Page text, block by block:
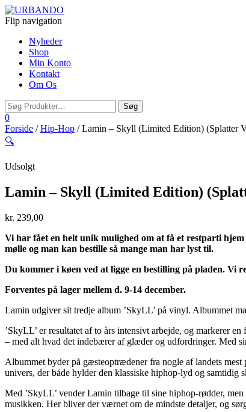
Flip navigation
Nyheder
Shop
Min Konto
Kontakt
Om Os
0
Forside /Hip-Hop / Lamin – Skyll (Limited Edition) (Splatter
🔍
Udsolgt
Lamin – Skyll (Limited Edition)
kr. 239,00
Vi har fået en helt unik mulighed om at få et restparti
mølle og man kan bestille så mange man har lyst til.
Du kommer i køen ved at ligge en bestilling på pladen. Vi
Forventes på lager mellem d. 9-14 december.
Lamin udgiver sit tredje album ’SkyLL’ på vinyl. Albummet
’SkyLL’ er resultatet af to års intensivt arbejde, og markerer
– med alt hvad det indebærer af glæder og udfordringer. Med
Albummet byder på gæsteoptrædener fra nogle af landets
univers, der både hylder den klassiske hiphop-lyd og samtidig
Med ’SkyLL’ vender Lamin tilbage til sine hiphop-rødder,
musikken. Her bliver der værnet om de mindste detaljer, og